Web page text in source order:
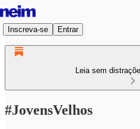
Inscreva-se Entrar
Leia sem
#JovensVelhos